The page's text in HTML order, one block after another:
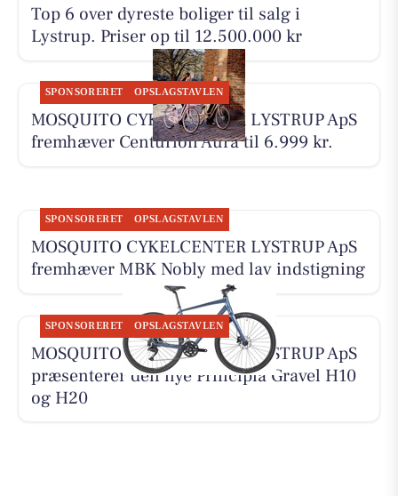
Top 6 over dyreste boliger til salg i
Lystrup. Priser op til 12.500.000 kr
SPONSORERET OPSLAGSTAVLEN
MOSQUITO CYKELCENTER LYSTRUP ApS
fremhæver Centurion Aura til 6.999 kr.
SPONSORERET OPSLAGSTAVLEN
MOSQUITO CYKELCENTER LYSTRUP ApS
fremhæver MBK Nobly med lav indstigning
SPONSORERET OPSLAGSTAVLEN
MOSQUITO CYKELCENTER LYSTRUP ApS
præsenterer den nye Principia Gravel H10
og H20